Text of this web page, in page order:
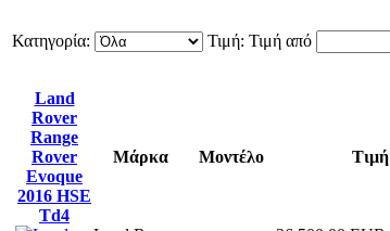
Κατηγορία: Τιμή: Τιμή από
Land
Rover
Range
Rover
Evoque
2016 HSE
Td4
Μάρκα Μοντέλο Τιμή